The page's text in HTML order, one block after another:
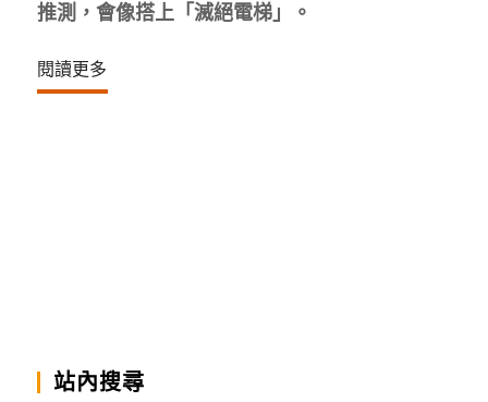
推測，會像搭上「滅絕電梯」。
閱讀更多
站內搜尋